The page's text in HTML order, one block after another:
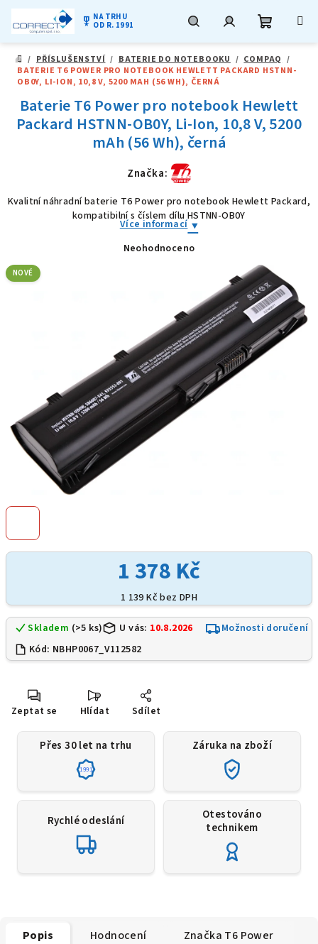
obsah
military_tech NA TRHU
OD R. 1991
DOMŮ
/ PŘÍSLUŠENSTVÍ / BATERIE DO NOTEBOOKU / COMPAQ /
BATERIE T6 POWER PRO NOTEBOOK HEWLETT PACKARD HSTNN-
OB0Y, LI-ION, 10,8 V, 5200 MAH (56 WH), ČERNÁ
1 378 Kč
1 139 Kč bez DPH
Skladem (>5 ks) U vás: 10.8.2026
Možnosti doručení
Kód: NBHP0067_V112582
Zeptat se Hlídat Sdílet
Baterie T6 Power pro notebook Hewlett
Packard HSTNN-OB0Y, Li-Ion, 10,8 V, 5200
mAh (56 Wh), černá
Značka:
Kvalitní náhradní baterie T6 Power pro notebook Hewlett Packard,
kompatibilní s číslem dílu HSTNN-OB0Y
Více informací
Průměrné
hvězdiček.
Neohodnoceno
NOVÉ
Přes 30 let na trhu
1991
Záruka na zboží
Rychlé odeslání
Otestováno
technikem
Popis Hodnocení Značka T6 Power